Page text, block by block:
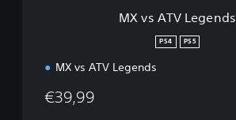
MX vs ATV Legends
PS4 PS5
MX vs ATV Legends
€39,99